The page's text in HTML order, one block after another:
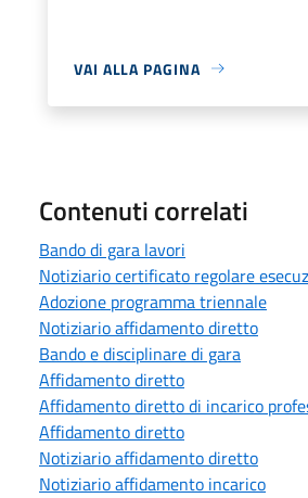
VAI ALLA PAGINA
Contenuti correlati
Bando di gara lavori
Notiziario certificato regolare
Adozione programma triennale
Notiziario affidamento diretto
Bando e disciplinare di gara
Affidamento diretto
Affidamento diretto di incarico
Affidamento diretto
Notiziario affidamento diretto
Notiziario affidamento incarico